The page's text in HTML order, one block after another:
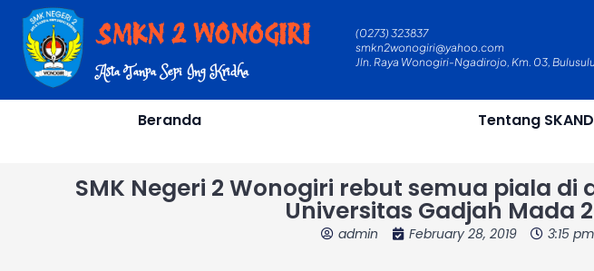
Skip
content
SMKN 2 WONOGIRI
Asta Tanpa Sepi Ing Kridha
(0273) 323837
smkn2wonogiri@yahoo.com
Jln. Raya Wonogiri-Ngadirojo, Km. 03,
Beranda Tentang
SMK Negeri 2 Wonogiri rebut semua piala di
Universitas Gadjah Mada
admin February 28, 2019 3:15 pm